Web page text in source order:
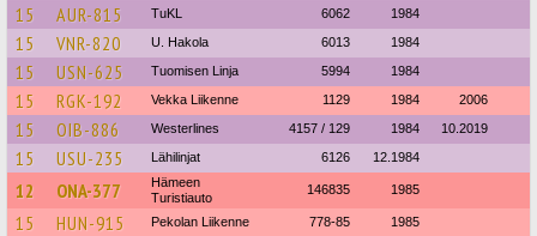
15 AUR-815 TuKL 6062 1984
15 VNR-820 U. Hakola 6013 1984
15 USN-625 Tuomisen Linja 5994 1984
15 RGK-192 Vekka Liikenne 1129 1984 2006
15 OIB-886 Westerlines 4157 / 129 1984 10.2019
15 USU-235 Lähilinjat 6126 12.1984
12 ONA-377
Hämeen
Turistiauto
146835 1985
15 HUN-915 Pekolan Liikenne 778-85 1985